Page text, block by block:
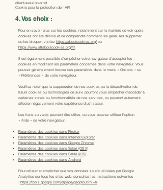
client-session-bind
Cookie pour la protection de l'API
4. Vos choix :
Pour en savoir plus sur les cookies, notamment sur la manière de voir quels
cookies ont été définis et de comprendre comment les gérer, les supprimer
ou les bloquer, visitez https://aboutcookies.org/ ou
https://www.allaboutcookies.org/fr/.
Il est également possible d'empêcher votre navigateur d'accepter les
cookies en modifiant les paramètres concernés dans votre navigateur. Vous
pouvez généralement trouver ces paramètres dans le menu « Options » ou
« Préférences » de votre navigateur.
Veuillez noter que la suppression de nos cookies ou la désactivation de
futurs cookies ou technologies de suivi pourront vous empêcher d'accéder à
certaines zones ou fonctionnalités de nos services, ou pourront autrement
affecter négativement votre expérience d'utilisateur.
Les liens suivants peuvent être utiles, ou vous pouvez utiliser l'option
« Aide » de votre navigateur.
Paramètres des cookies dans Firefox
Paramètres des cookies dans Internet Explorer
Paramètres des cookies dans Google Chrome
Paramètres des cookies dans Safari (OS X)
Paramètres des cookies dans Safari (iOS)
Paramètres des cookies dans Android
Pour refuser et empêcher que vos données soient utilisées par Google
Analytics sur tous les sites web, consultez les instructions suivantes
: https://tools.google.com/dlpage/gaoptout?hl=fr.